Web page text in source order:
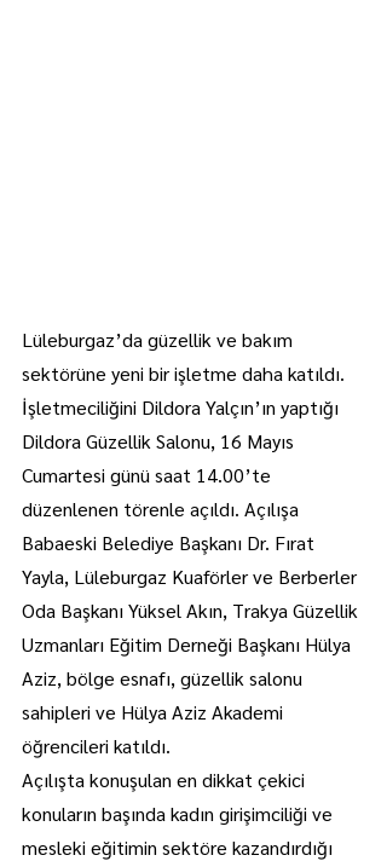
Lüleburgaz’da güzellik ve bakım
sektörüne yeni bir işletme daha katıldı.
İşletmeciliğini Dildora Yalçın’ın yaptığı
Dildora Güzellik Salonu, 16 Mayıs
Cumartesi günü saat 14.00’te
düzenlenen törenle açıldı. Açılışa
Babaeski Belediye Başkanı Dr. Fırat
Yayla, Lüleburgaz Kuaförler ve Berberler
Oda Başkanı Yüksel Akın, Trakya Güzellik
Uzmanları Eğitim Derneği Başkanı Hülya
Aziz, bölge esnafı, güzellik salonu
sahipleri ve Hülya Aziz Akademi
öğrencileri katıldı.
Açılışta konuşulan en dikkat çekici
konuların başında kadın girişimciliği ve
mesleki eğitimin sektöre kazandırdığı